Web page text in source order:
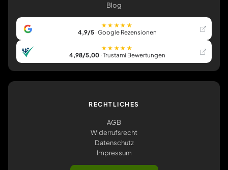
Blog
★★★★★
4,9/5· Google Rezensionen
★★★★★
4,98/5,00· Trustami Bewertungen
RECHTLICHES
AGB
Widerrufsrecht
Datenschutz
Impressum